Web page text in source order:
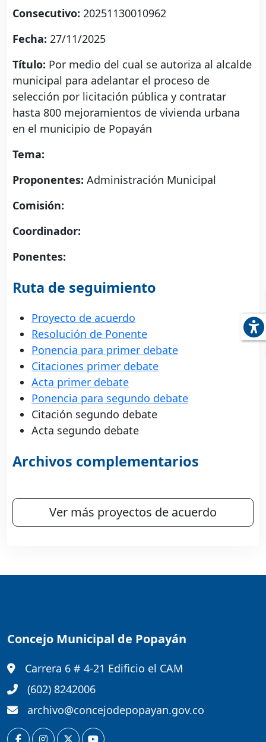
Consecutivo: 20251130010962
Fecha: 27/11/2025
Título: Por medio del cual se autoriza al alcalde
municipal para adelantar el proceso de
selección por licitación pública y contratar
hasta 800 mejoramientos de vivienda urbana
en el municipio de Popayán
Tema:
Proponentes: Administración Municipal
Comisión:
Coordinador:
Ponentes:
Ruta de seguimiento
Proyecto de acuerdo
Resolución de Ponente
Ponencia para primer debate
Citaciones primer debate
Acta primer debate
Ponencia para segundo debate
Citación segundo debate
Acta segundo debate
Archivos complementarios
Ver más proyectos de acuerdo
Concejo Municipal de Popayán
Carrera 6 # 4-21 Edificio el CAM
(602) 8242006
archivo@concejodepopayan.gov.co